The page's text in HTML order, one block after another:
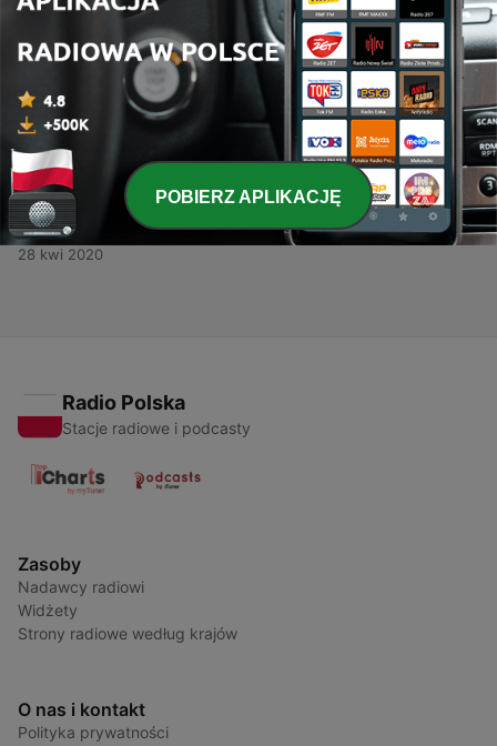
03 cze 2020
3 - Media vs Cornavirus | Brit(ish) Episode 1
2 - The long lasting racist impact of the British Empire |
18 maj 2020
1 - COVID-19 and the rise of racism | Brit(ish) Episode
2
28 kwi 2020
Radio Polska
Stacje radiowe i podcasty
Zasoby
Nadawcy radiowi
Widżety
Strony radiowe według krajów
O nas i kontakt
Polityka prywatności
POBIERZ APLIKACJĘ